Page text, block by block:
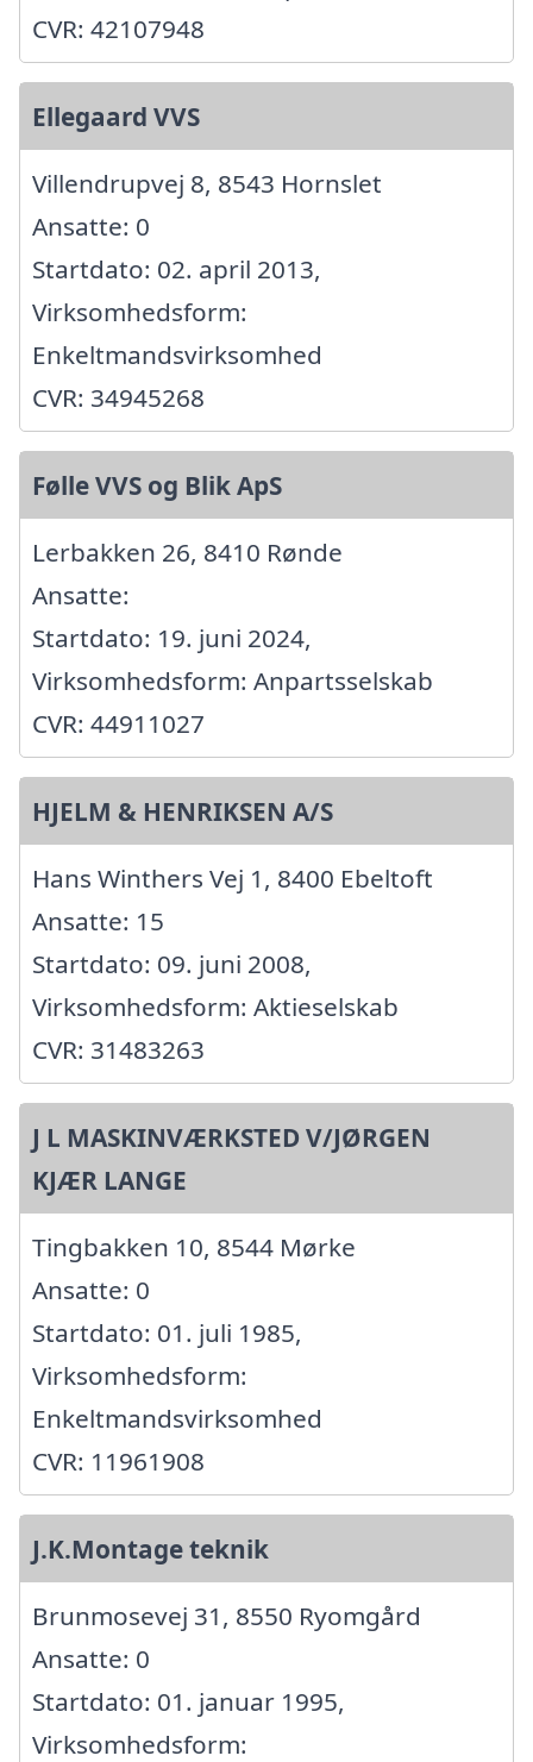
CVR: 42107948
Ellegaard VVS
Villendrupvej 8, 8543 Hornslet
Ansatte: 0
Startdato: 02. april 2013,
Virksomhedsform:
Enkeltmandsvirksomhed
CVR: 34945268
Følle VVS og Blik ApS
Lerbakken 26, 8410 Rønde
Ansatte:
Startdato: 19. juni 2024,
Virksomhedsform: Anpartsselskab
CVR: 44911027
HJELM & HENRIKSEN A/S
Hans Winthers Vej 1, 8400 Ebeltoft
Ansatte: 15
Startdato: 09. juni 2008,
Virksomhedsform: Aktieselskab
CVR: 31483263
J L MASKINVÆRKSTED V/JØRGEN
KJÆR LANGE
Tingbakken 10, 8544 Mørke
Ansatte: 0
Startdato: 01. juli 1985,
Virksomhedsform:
Enkeltmandsvirksomhed
CVR: 11961908
J.K.Montage teknik
Brunmosevej 31, 8550 Ryomgård
Ansatte: 0
Startdato: 01. januar 1995,
Virksomhedsform: